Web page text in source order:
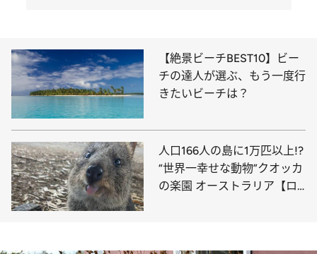
【絶景ビーチBEST10】ビー
チの達人が選ぶ、もう一度行
きたいビーチは？
人口166人の島に1万匹以上!?
“世界一幸せな動物”クオッカ
の楽園 オーストラリア【ロ